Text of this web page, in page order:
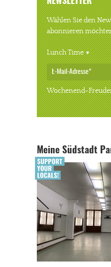
Wählen Sie den
abonnieren
Lunch Time
Wochenend-
Meine Südstadt